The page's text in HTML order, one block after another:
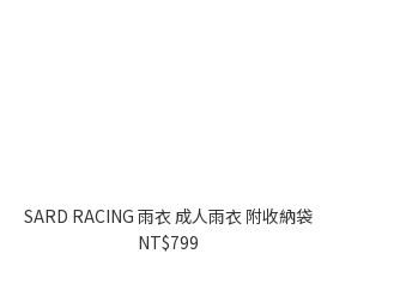
SARD RACING 雨衣 成人雨衣 附收納袋
NT$799